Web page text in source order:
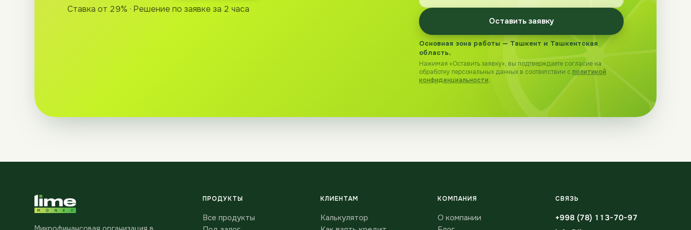
Ставка от 29% · Решение по заявке за 2 часа
Оставить заявку
Основная зона работы — Ташкент и Ташкентская
область.
Нажимая «Оставить заявку», вы подтверждаете согласие на
обработку персональных данных в соответствии сполитикой
конфиденциальности.
ПРОДУКТЫ
Все продукты
КЛИЕНТАМ
Калькулятор
КОМПАНИЯ
О компании
СВЯЗЬ
+998 (78) 113-70-97